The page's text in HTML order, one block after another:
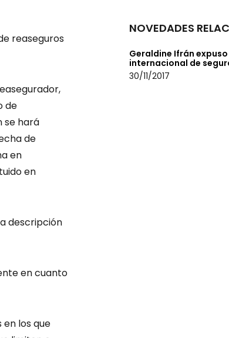
reaseguros
de
se hará
de
en
en
descripción
en cuanto
en los que
NOVEDADES
Geraldine Ifrán
internacional de
30/11/2017